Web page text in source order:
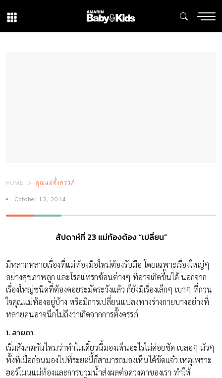
HOME คุณแม่ตั้งครรภ์
October 13, 2014
สัปดาห์ที่ 23 แม่ท้องต้อง “เปลี่ยน”
มีหลากหลายเรื่องที่แม่ท้องมือใหม่ต้องรับมือ โดยเฉพาะเรื่องใหญ่ๆ
อย่างสุขภาพลูก และโรคแทรกซ้อนต่างๆ ที่อาจเกิดขึ้นได้ นอกจาก
เรื่องใหญ่ชนิดที่ต้องคอยระมัดระวังแล้ว ก็ยังมีเรี่องเล็กๆ เบาๆ ที่กวน
ใจคุณแม่ท้องอยู่บ้าง หรือมีการเปลี่ยนแปลงทางร่างกายบางอย่างที่
หลายคนอาจนึกไม่ถึงว่าเกิดจากการตั้งครรภ์
1. สายตา
เริ่มสังเกตกันไหมว่าทำไมเดี๋ยวนี้มองเห็นอะไรไม่ค่อยชัด เบลอๆ มัวๆ
ทั้งที่เมื่อก่อนมองไปที่ระยะนี้ก็สามารถมองเห็นได้ชัดแจ๋ว เหตุเพราะ
ฮอร์โมนแม่ท้องและการบวมน้ำส่งผลต่อดวงตาของเรา ทำให้